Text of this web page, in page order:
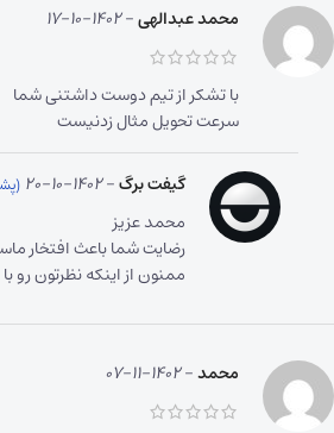
محمد عبدالهی–
1402-10-17
با تشکر از تیم دوست داشتنی شما
سرعت تحویل مثال زدنیست
گیفت برگ–
1402-10-20
محمد عزیز
رضایت شما باعث افتخار
ممنون از اینکه نظرتون رو
محمد–
1402-11-07